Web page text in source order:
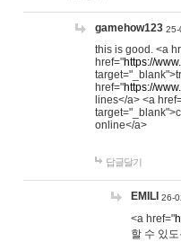
gamehow123 25-
this is good. <a
href="https://
href="https://
lines</a> <a
online</a>
답글달기
EMILI 26-
<a href="
할 수 있